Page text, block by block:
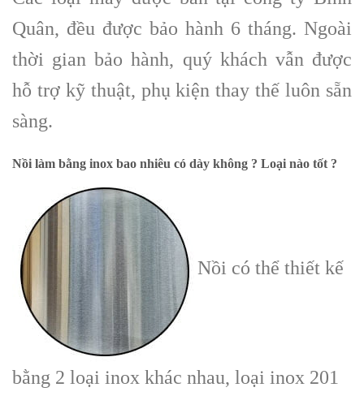
Quân, đều được bảo hành 6 tháng. Ngoài
thời gian bảo hành, quý khách vẫn được
hỗ trợ kỹ thuật, phụ kiện thay thế luôn sẵn
sàng.
Nồi làm bằng inox bao nhiêu có dày không ? Loại nào tốt ?
Nồi có thể thiết kế
bằng 2 loại inox khác nhau, loại inox 201